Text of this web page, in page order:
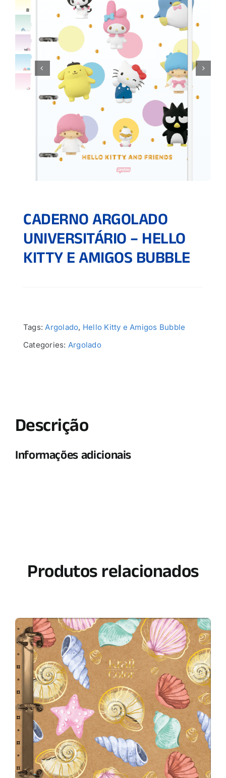
CADERNO ARGOLADO
UNIVERSITÁRIO – HELLO
KITTY E AMIGOS BUBBLE
Tags:Argolado, Hello Kitty e Amigos Bubble
Categories: Argolado
Descrição
Informações adicionais
Produtos relacionados